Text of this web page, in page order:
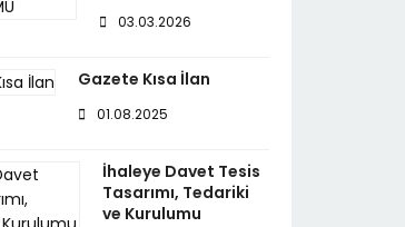
03.03.2026
Gazete Kısa İlan
01.08.2025
İhaleye Davet Tesis
Tasarımı, Tedariki
ve Kurulumu